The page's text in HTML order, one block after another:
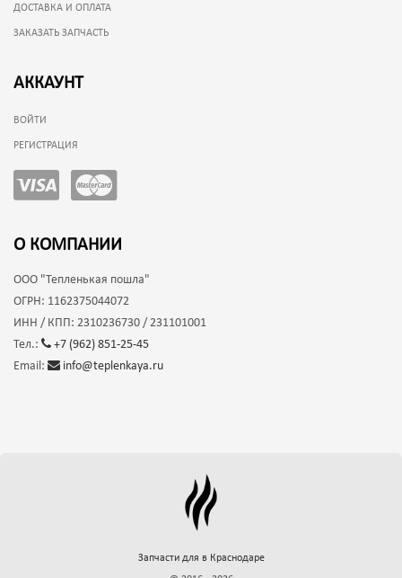
ДОСТАВКА И ОПЛАТА
ЗАКАЗАТЬ ЗАПЧАСТЬ
АККАУНТ
ВОЙТИ
РЕГИСТРАЦИЯ
О КОМПАНИИ
ООО "Тепленькая пошла"
ОГРН: 1162375044072
ИНН / КПП: 2310236730 / 231101001
Тел.:
+7 (962) 851-25-45
Email:
info@teplenkaya.ru
Запчасти для в Краснодаре